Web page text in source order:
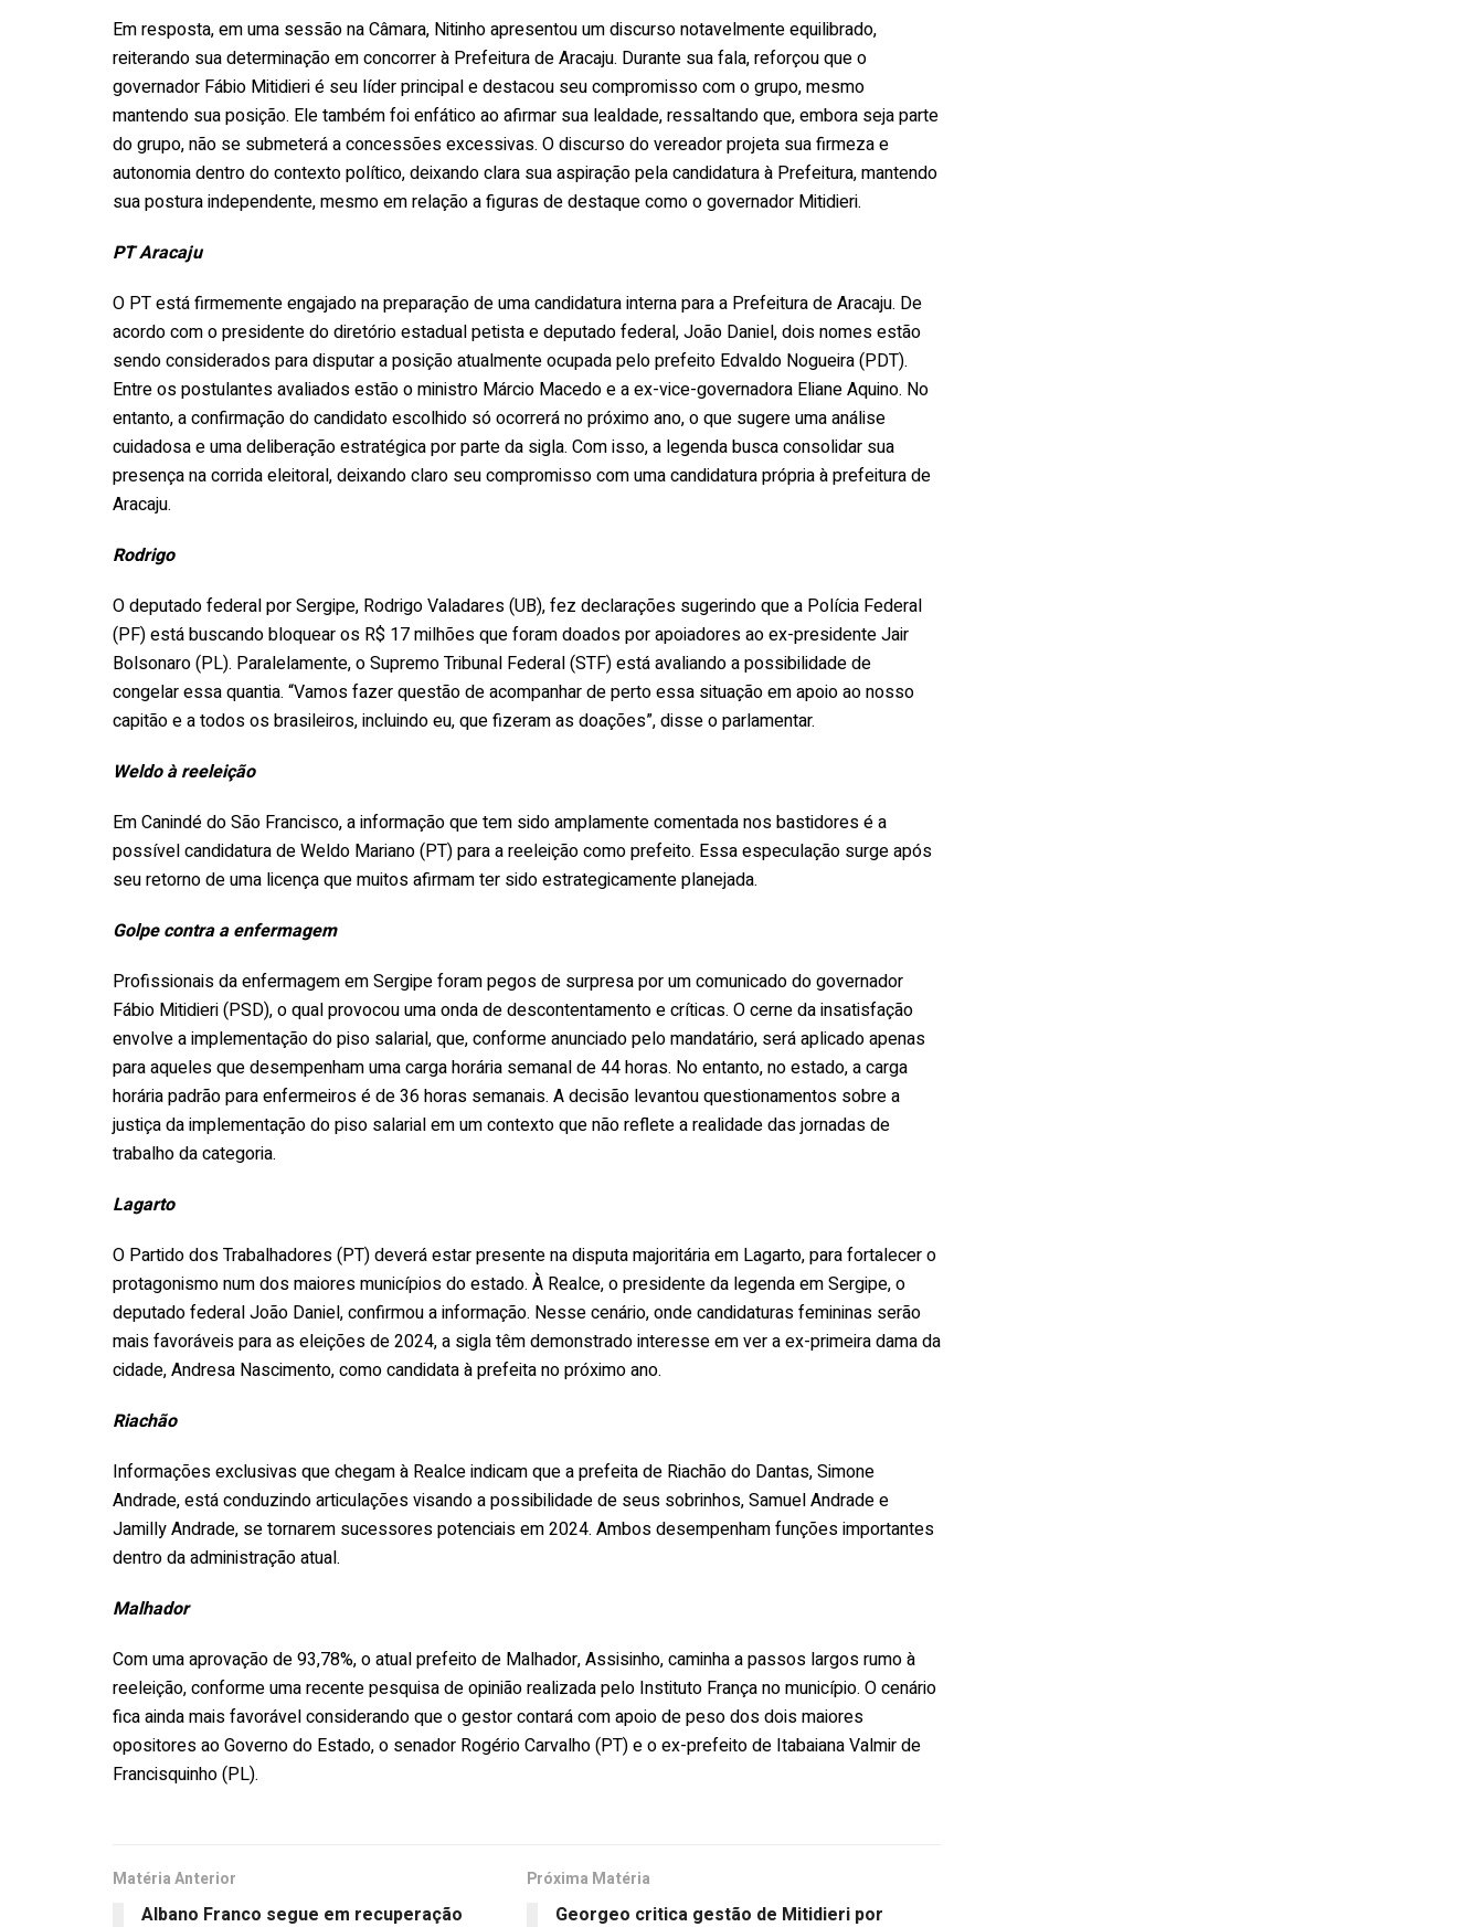
Em resposta, em uma sessão na Câmara, Nitinho apresentou um discurso notavelmente equilibrado,
reiterando sua determinação em concorrer à Prefeitura de Aracaju. Durante sua fala, reforçou que o
governador Fábio Mitidieri é seu líder principal e destacou seu compromisso com o grupo, mesmo
mantendo sua posição. Ele também foi enfático ao afirmar sua lealdade, ressaltando que, embora seja parte
do grupo, não se submeterá a concessões excessivas. O discurso do vereador projeta sua firmeza e
autonomia dentro do contexto político, deixando clara sua aspiração pela candidatura à Prefeitura, mantendo
sua postura independente, mesmo em relação a figuras de destaque como o governador Mitidieri.
PT Aracaju
O PT está firmemente engajado na preparação de uma candidatura interna para a Prefeitura de Aracaju. De
acordo com o presidente do diretório estadual petista e deputado federal, João Daniel, dois nomes estão
sendo considerados para disputar a posição atualmente ocupada pelo prefeito Edvaldo Nogueira (PDT).
Entre os postulantes avaliados estão o ministro Márcio Macedo e a ex-vice-governadora Eliane Aquino. No
entanto, a confirmação do candidato escolhido só ocorrerá no próximo ano, o que sugere uma análise
cuidadosa e uma deliberação estratégica por parte da sigla. Com isso, a legenda busca consolidar sua
presença na corrida eleitoral, deixando claro seu compromisso com uma candidatura própria à prefeitura de
Aracaju.
Rodrigo
O deputado federal por Sergipe, Rodrigo Valadares (UB), fez declarações sugerindo que a Polícia Federal
(PF) está buscando bloquear os R$ 17 milhões que foram doados por apoiadores ao ex-presidente Jair
Bolsonaro (PL). Paralelamente, o Supremo Tribunal Federal (STF) está avaliando a possibilidade de
congelar essa quantia. “Vamos fazer questão de acompanhar de perto essa situação em apoio ao nosso
capitão e a todos os brasileiros, incluindo eu, que fizeram as doações”, disse o parlamentar.
Weldo à reeleição
Em Canindé do São Francisco, a informação que tem sido amplamente comentada nos bastidores é a
possível candidatura de Weldo Mariano (PT) para a reeleição como prefeito. Essa especulação surge após
seu retorno de uma licença que muitos afirmam ter sido estrategicamente planejada.
Golpe contra a enfermagem
Profissionais da enfermagem em Sergipe foram pegos de surpresa por um comunicado do governador
Fábio Mitidieri (PSD), o qual provocou uma onda de descontentamento e críticas. O cerne da insatisfação
envolve a implementação do piso salarial, que, conforme anunciado pelo mandatário, será aplicado apenas
para aqueles que desempenham uma carga horária semanal de 44 horas. No entanto, no estado, a carga
horária padrão para enfermeiros é de 36 horas semanais. A decisão levantou questionamentos sobre a
justiça da implementação do piso salarial em um contexto que não reflete a realidade das jornadas de
trabalho da categoria.
Lagarto
O Partido dos Trabalhadores (PT) deverá estar presente na disputa majoritária em Lagarto, para fortalecer o
protagonismo num dos maiores municípios do estado. À Realce, o presidente da legenda em Sergipe, o
deputado federal João Daniel, confirmou a informação. Nesse cenário, onde candidaturas femininas serão
mais favoráveis para as eleições de 2024, a sigla têm demonstrado interesse em ver a ex-primeira dama da
cidade, Andresa Nascimento, como candidata à prefeita no próximo ano.
Riachão
Informações exclusivas que chegam à Realce indicam que a prefeita de Riachão do Dantas, Simone
Andrade, está conduzindo articulações visando a possibilidade de seus sobrinhos, Samuel Andrade e
Jamilly Andrade, se tornarem sucessores potenciais em 2024. Ambos desempenham funções importantes
dentro da administração atual.
Malhador
Com uma aprovação de 93,78%, o atual prefeito de Malhador, Assisinho, caminha a passos largos rumo à
reeleição, conforme uma recente pesquisa de opinião realizada pelo Instituto França no município. O cenário
fica ainda mais favorável considerando que o gestor contará com apoio de peso dos dois maiores
opositores ao Governo do Estado, o senador Rogério Carvalho (PT) e o ex-prefeito de Itabaiana Valmir de
Francisquinho (PL).
Matéria Anterior
Albano Franco segue em recuperação
Próxima Matéria
Georgeo critica gestão de Mitidieri por